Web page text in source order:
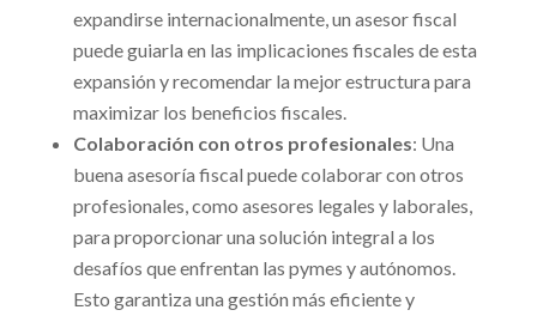
expandirse internacionalmente, un asesor fiscal
puede guiarla en las implicaciones fiscales de esta
expansión y recomendar la mejor estructura para
maximizar los beneficios fiscales.
Colaboración con otros profesionales: Una
buena asesoría fiscal puede colaborar con otros
profesionales, como asesores legales y laborales,
para proporcionar una solución integral a los
desafíos que enfrentan las pymes y autónomos.
Esto garantiza una gestión más eficiente y